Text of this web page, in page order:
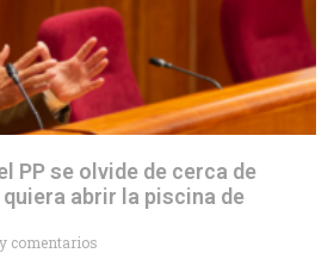
PP se olvide de cerca de
abrir la piscina de
comentarios